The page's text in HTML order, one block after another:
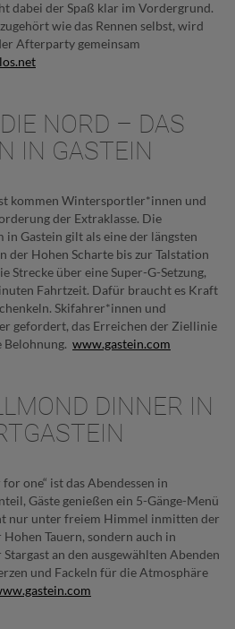
dabei der Spaß klar im Vordergrund.
wie das Rennen selbst, wird
Afterparty gemeinsam
NORD – DAS
IN GASTEIN
kommen Wintersportler*innen und
der Extraklasse. Die
Gastein gilt als eine der längsten
der Hohen Scharte bis zur Talstation
Strecke über eine Super-G-Setzung,
Fahrtzeit. Dafür braucht es Kraft
Skifahrer*innen und
gefordert, das Erreichen der Ziellinie
www.gastein.com
DINNER IN
one“ ist das Abendessen in
Gäste genießen ein 5-Gänge-Menü
nur unter freiem Himmel inmitten der
Tauern, sondern auch in
an den ausgewählten Abenden
und Fackeln für die Atmosphäre